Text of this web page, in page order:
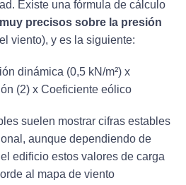
Existe una fórmula de cálculo
precisos sobre la presión
viento), y es la siguiente:
dinámica (0,5 kN/m²) x
(2) x Coeficiente eólico
suelen mostrar cifras estables
aunque dependiendo de
edificio estos valores de carga
al mapa de viento